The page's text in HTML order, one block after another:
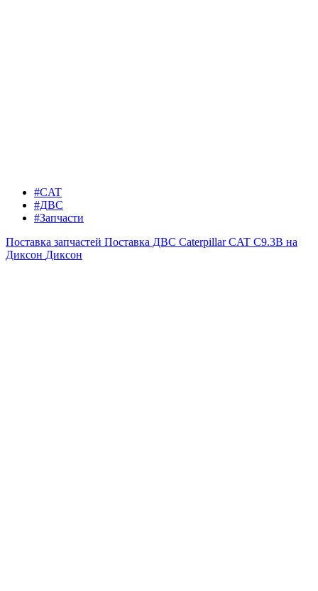
#CAT
#ДВС
#Запчасти
Поставка запчастей Поставка ДВС Caterpillar CAT C9.3B на
Диксон Диксон